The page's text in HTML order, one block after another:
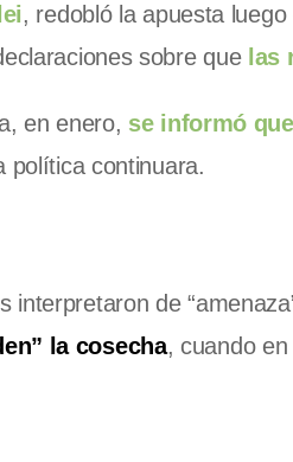
, redobló la apuesta
sobre que las
en enero, se informó
política continuara.
de
la cosecha, cuando